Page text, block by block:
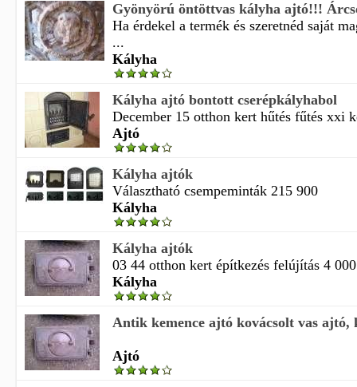
Gyönyörú öntöttvas kályha ajtó!!!
Ha érdekel a termék és szeretnéd saját
...
Kályha
Kályha ajtó bontott cserépkályhabol
December 15 otthon kert hűtés fűtés xxi
Ajtó
Kályha ajtók
Választható csempeminták 215 900
Kályha
Kályha ajtók
03 44 otthon kert építkezés felújítás 4 000
Kályha
Antik kemence ajtó kovácsolt vas ajtó,
Ajtó